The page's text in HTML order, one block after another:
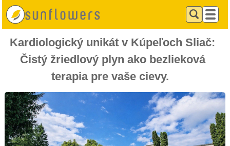
Kardiologický unikát v Kúpeľoch Sliač:
Čistý žriedlový plyn ako bezlieková
terapia pre vaše cievy.